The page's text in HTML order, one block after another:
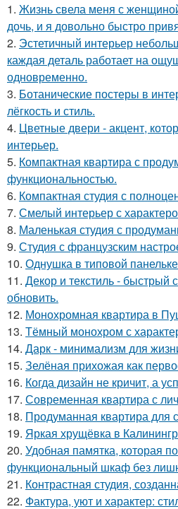
1. Жизнь свела меня с
дочь, и я довольно быстро
2. Эстетичный интерьер
каждая деталь работает на
одновременно.
3. Ботанические постеры в
лёгкость и стиль.
4. Цветные двери - акцент,
интерьер.
5. Компактная квартира с
функциональностью.
6. Компактная студия с
7. Смелый интерьер с
8. Маленькая студия с
9. Студия с французским
10. Однушка в типовой
11. Декор и текстиль - быстрый
обновить.
12. Монохромная квартира в
13. Тёмный монохром с
14. Дарк - минимализм для
15. Зелёная прихожая как
16. Когда дизайн не кричит, а
17. Современная квартира с
18. Продуманная квартира для
19. Яркая хрущёвка в
20. Удобная памятка, которая
функциональный шкаф без
21. Контрастная студия,
22. Фактура, уют и характер: